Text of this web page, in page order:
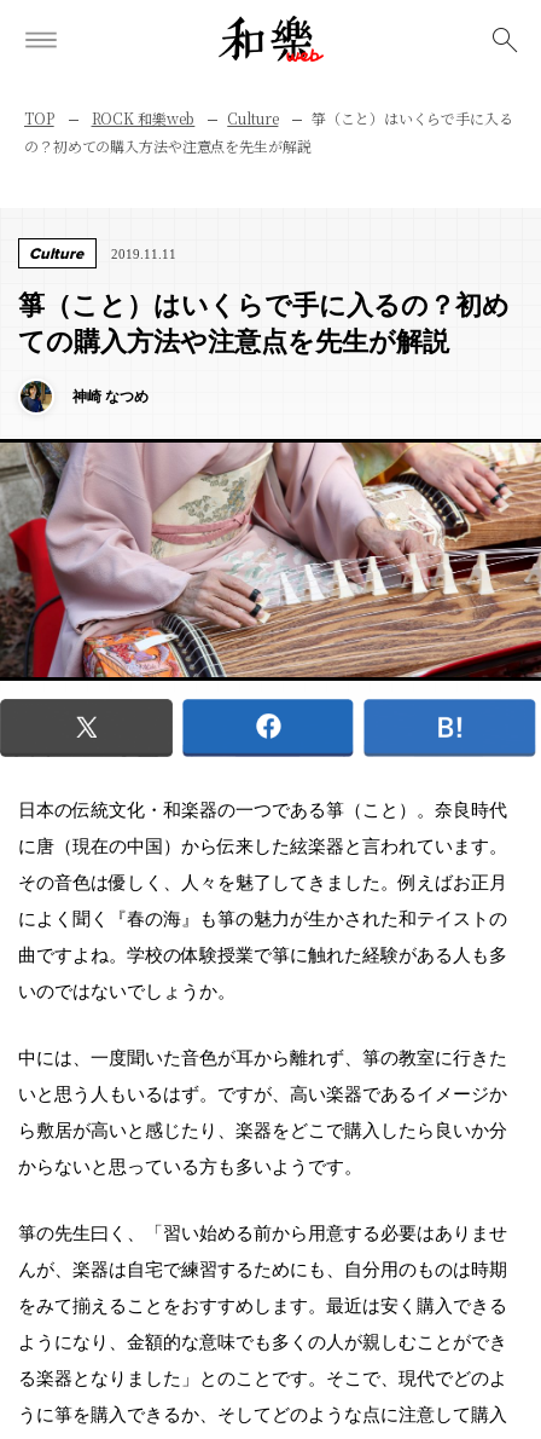
TOP ROCK 和樂web Culture
箏（こと）はいくらで手に入る
の？初めての購入方法や注意点を先生が解説
Culture 2019.11.11
箏（こと）はいくらで手に入るの？初め
ての購入方法や注意点を先生が解説
神崎 なつめ
日本の伝統文化・和楽器の一つである箏（こと）。奈良時代
に唐（現在の中国）から伝来した絃楽器と言われています。
その音色は優しく、人々を魅了してきました。例えばお正月
によく聞く『春の海』も箏の魅力が生かされた和テイストの
曲ですよね。学校の体験授業で箏に触れた経験がある人も多
いのではないでしょうか。
中には、一度聞いた音色が耳から離れず、箏の教室に行きた
いと思う人もいるはず。ですが、高い楽器であるイメージか
ら敷居が高いと感じたり、楽器をどこで購入したら良いか分
からないと思っている方も多いようです。
箏の先生曰く、「習い始める前から用意する必要はありませ
んが、楽器は自宅で練習するためにも、自分用のものは時期
をみて揃えることをおすすめします。最近は安く購入できる
ようになり、金額的な意味でも多くの人が親しむことができ
る楽器となりました」とのことです。そこで、現代でどのよ
うに箏を購入できるか、そしてどのような点に注意して購入